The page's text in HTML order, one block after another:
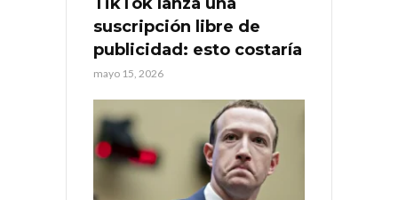
suscripción libre de
publicidad: esto costaría
mayo 15, 2026